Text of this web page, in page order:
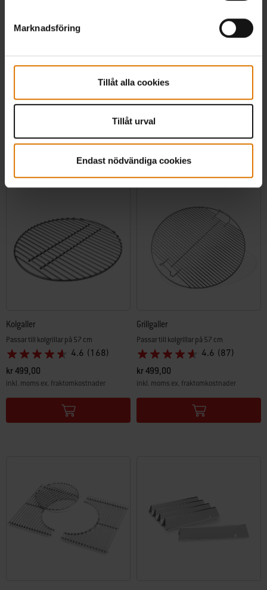
Marknadsföring
Tillåt alla cookies
Tillåt urval
Endast nödvändiga cookies
Flavorizer Bars
sidomonterad kontrollpanel), Spirit 700,
Genesis...
(139)
kr 986,99
One-Touch rengöringssystemkit
kr 499,00
Color Options
Kolgaller
Passar till kolgrillar på 57 cm
4.6 (168)
kr 499,00
inkl. moms ex. fraktomkostnader
Color Options
Grillgaller
Passar till kolgrillar på 57 cm
4.6 (87)
kr 499,00
inkl. moms ex. fraktomkostnader
Color Options